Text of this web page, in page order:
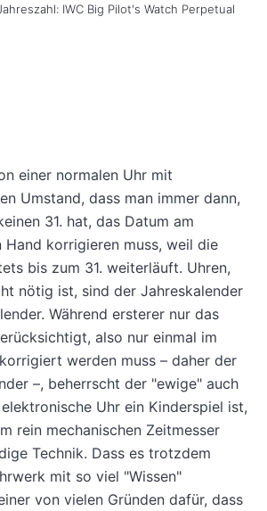
IWC Big Pilot's Watch Perpetual
einer normalen Uhr mit
Umstand, dass man immer dann,
31. hat, das Datum am
Hand korrigieren muss, weil die
bis zum 31. weiterläuft. Uhren,
nötig ist, sind der Jahreskalender
Während ersterer nur das
also nur einmal im
werden muss – daher der
–, beherrscht der "ewige" auch
Uhr ein Kinderspiel ist,
rein mechanischen Zeitmesser
Technik. Dass es trotzdem
mit so viel "Wissen"
von vielen Gründen dafür, dass